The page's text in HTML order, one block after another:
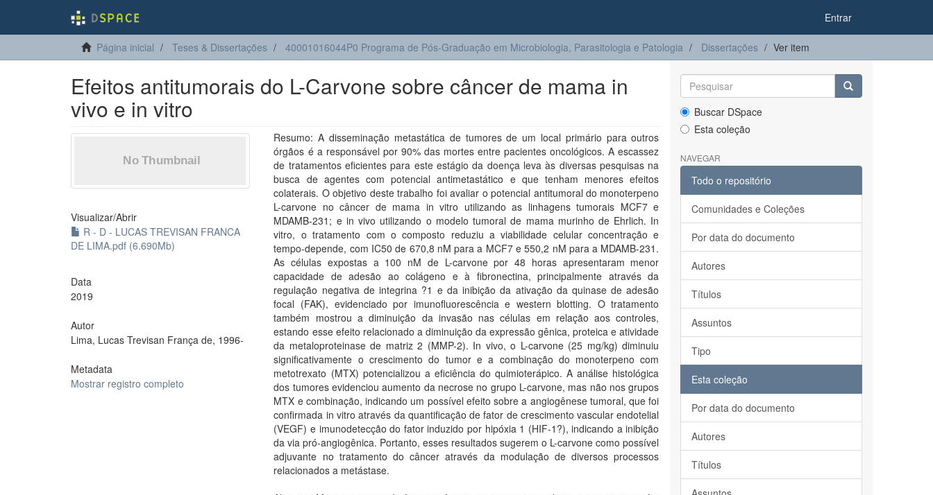
Entrar
Página inicial Teses & Dissertações 40001016044P0 Programa de Pós-Graduação em Microbiologia, Parasitologia e Patologia Dissertações Ver item
Efeitos antitumorais do L-Carvone sobre câncer de mama in
vivo e in vitro
Visualizar/Abrir
R - D - LUCAS TREVISAN FRANCA
DE LIMA.pdf (6.690Mb)
Data
2019
Autor
Lima, Lucas Trevisan França de, 1996-
Metadata
Mostrar registro completo
Resumo: A disseminação metastática de tumores de um local primário para outros
órgãos é a responsável por 90% das mortes entre pacientes oncológicos. A escassez
de tratamentos eficientes para este estágio da doença leva às diversas pesquisas na
busca de agentes com potencial antimetastático e que tenham menores efeitos
colaterais. O objetivo deste trabalho foi avaliar o potencial antitumoral do monoterpeno
L-carvone no câncer de mama in vitro utilizando as linhagens tumorais MCF7 e
MDAMB-231; e in vivo utilizando o modelo tumoral de mama murinho de Ehrlich. In
vitro, o tratamento com o composto reduziu a viabilidade celular concentração e
tempo-depende, com IC50 de 670,8 nM para a MCF7 e 550,2 nM para a MDAMB-231.
As células expostas a 100 nM de L-carvone por 48 horas apresentaram menor
capacidade de adesão ao colágeno e à fibronectina, principalmente através da
regulação negativa de integrina ?1 e da inibição da ativação da quinase de adesão
focal (FAK), evidenciado por imunofluorescência e western blotting. O tratamento
também mostrou a diminuição da invasão nas células em relação aos controles,
estando esse efeito relacionado a diminuição da expressão gênica, proteica e atividade
da metaloproteinase de matriz 2 (MMP-2). In vivo, o L-carvone (25 mg/kg) diminuiu
significativamente o crescimento do tumor e a combinação do monoterpeno com
metotrexato (MTX) potencializou a eficiência do quimioterápico. A análise histológica
dos tumores evidenciou aumento da necrose no grupo L-carvone, mas não nos grupos
MTX e combinação, indicando um possível efeito sobre a angiogênese tumoral, que foi
confirmada in vitro através da quantificação de fator de crescimento vascular endotelial
(VEGF) e imunodetecção do fator induzido por hipóxia 1 (HIF-1?), indicando a inibição
da via pró-angiogênica. Portanto, esses resultados sugerem o L-carvone como possível
adjuvante no tratamento do câncer através da modulação de diversos processos
relacionados a metástase.
Buscar DSpace
Esta coleção
NAVEGAR
Todo o repositório
Comunidades e Coleções
Por data do documento
Autores
Títulos
Assuntos
Tipo
Esta coleção
Por data do documento
Autores
Títulos